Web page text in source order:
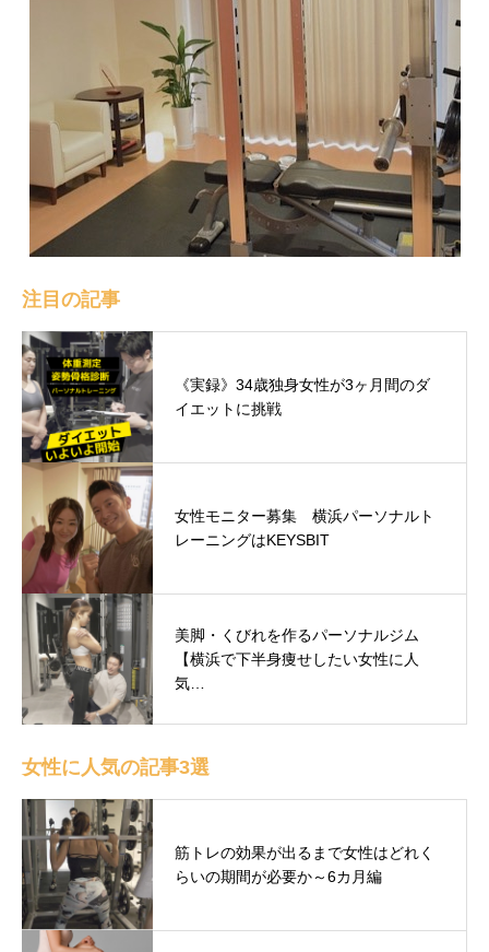
注目の記事
《実録》34歳独身女性が3ヶ月間のダ
イエットに挑戦
女性モニター募集 横浜パーソナルト
レーニングはKEYSBIT
美脚・くびれを作るパーソナルジム
【横浜で下半身痩せしたい女性に人
気…
女性に人気の記事3選
筋トレの効果が出るまで女性はどれく
らいの期間が必要か～6カ月編